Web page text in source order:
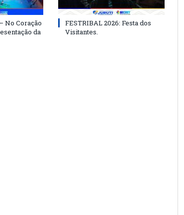
No Coração
da
FESTRIBAL 2026: Festa dos
Visitantes.